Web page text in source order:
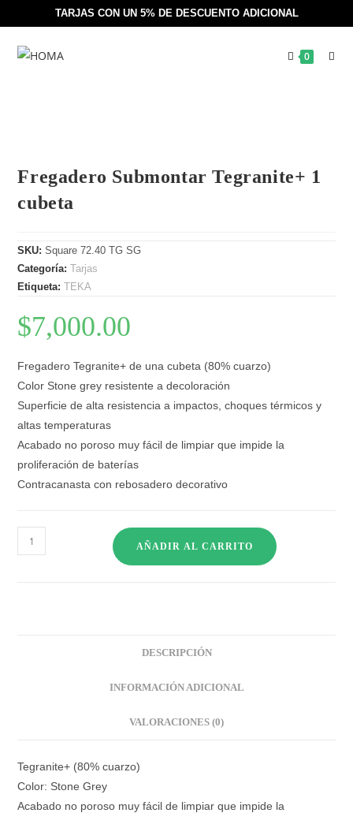
TARJAS CON UN 5% DE DESCUENTO ADICIONAL
0
Fregadero Submontar Tegranite+ 1
cubeta
SKU:Square 72.40 TG SG
Categoría:Tarjas
Etiqueta:TEKA
$7,000.00
Fregadero Tegranite+ de una cubeta (80% cuarzo)
Color Stone grey resistente a decoloración
Superficie de alta resistencia a impactos, choques térmicos y
altas temperaturas
Acabado no poroso muy fácil de limpiar que impide la
proliferación de baterías
Contracanasta con rebosadero decorativo
AÑADIR AL CARRITO
DESCRIPCIÓN
INFORMACIÓN ADICIONAL
VALORACIONES (0)
Tegranite+ (80% cuarzo)
Color: Stone Grey
Acabado no poroso muy fácil de limpiar que impide la